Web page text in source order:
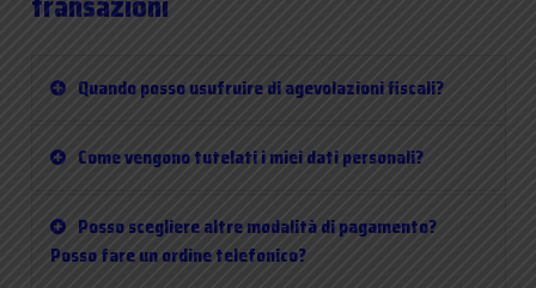
Quando posso usufruire di agevolazioni fiscali?
Come vengono tutelati i miei dati personali?
Posso scegliere altre modalità di pagamento?
Posso fare un ordine telefonico?